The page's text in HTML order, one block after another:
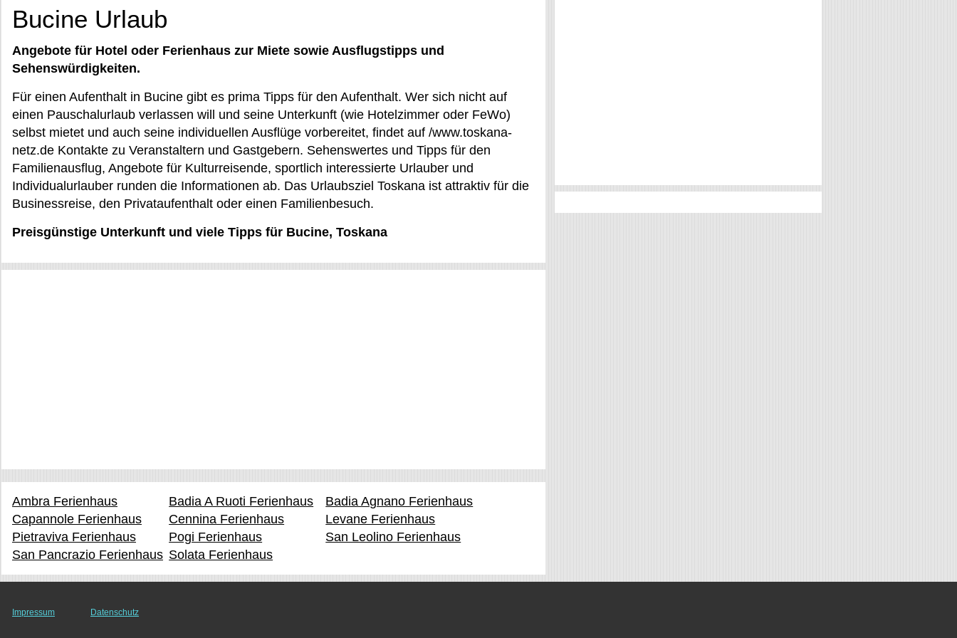
Bucine Urlaub
Angebote für Hotel oder Ferienhaus zur Miete sowie Ausflugstipps und
Sehenswürdigkeiten.
Für einen Aufenthalt in Bucine gibt es prima Tipps für den Aufenthalt. Wer sich nicht auf
einen Pauschalurlaub verlassen will und seine Unterkunft (wie Hotelzimmer oder FeWo)
selbst mietet und auch seine individuellen Ausflüge vorbereitet, findet auf /www.toskana-
netz.de Kontakte zu Veranstaltern und Gastgebern. Sehenswertes und Tipps für den
Familienausflug, Angebote für Kulturreisende, sportlich interessierte Urlauber und
Individualurlauber runden die Informationen ab. Das Urlaubsziel Toskana ist attraktiv für die
Businessreise, den Privataufenthalt oder einen Familienbesuch.
Preisgünstige Unterkunft und viele Tipps für Bucine, Toskana
Ambra Ferienhaus Badia A Ruoti Ferienhaus
Badia Agnano Ferienhaus
Capannole Ferienhaus
Cennina Ferienhaus
Levane Ferienhaus
Pietraviva Ferienhaus
Pogi Ferienhaus
San Leolino Ferienhaus
San Pancrazio Ferienhaus Solata Ferienhaus
Impressum Datenschutz